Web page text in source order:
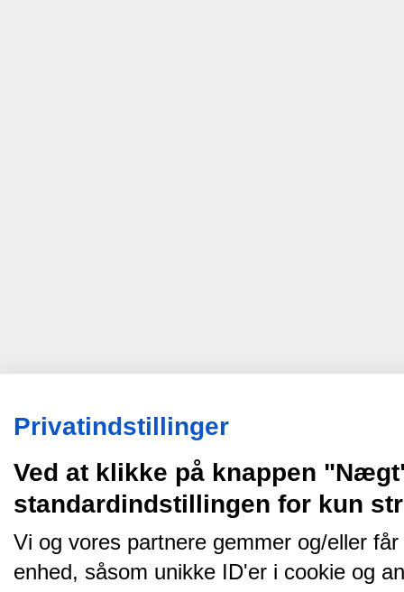
Privatindstillinger
Ved at klikke på knappen
standardindstillingen for kun
Vi og vores partnere gemmer og/eller
enhed, såsom unikke ID'er i cookie og